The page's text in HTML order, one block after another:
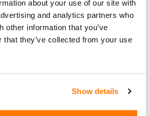
about your use of our site with
and analytics partners who
other information that you’ve
that they’ve collected from your use
Show details